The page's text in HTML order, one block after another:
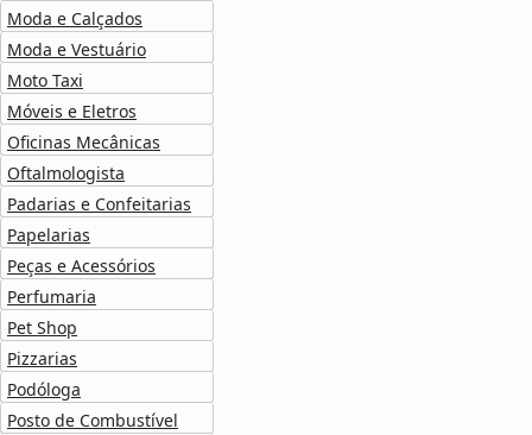
Moda e Calçados
Moda e Vestuário
Moto Taxi
Móveis e Eletros
Oficinas Mecânicas
Oftalmologista
Padarias e Confeitarias
Papelarias
Peças e Acessórios
Perfumaria
Pet Shop
Pizzarias
Podóloga
Posto de Combustível